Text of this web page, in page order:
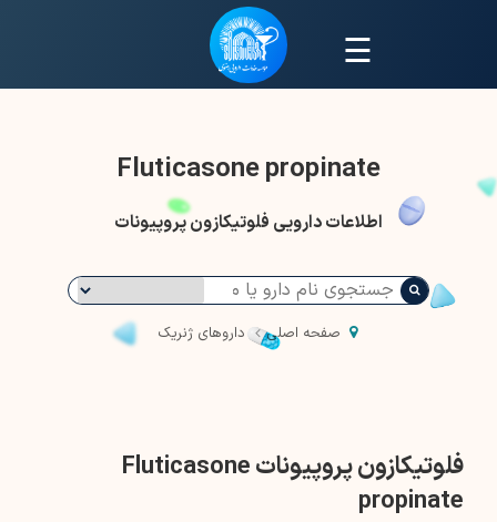
☰
Fluticasone propinate
اطلاعات دارویی فلوتیکازون پروپیونات
صفحه اصلی داروهای ژنریک
فلوتیکازون پروپیونات Fluticasone
propinate